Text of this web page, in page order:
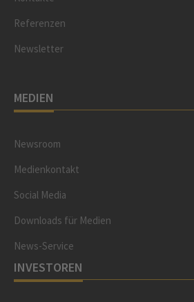
Referenzen
Newsletter
MEDIEN
Newsroom
Medienkontakt
Social Media
Downloads für Medien
News-Service
INVESTOREN